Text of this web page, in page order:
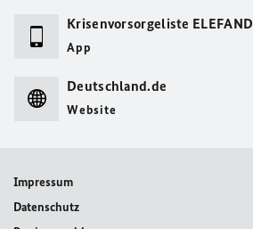
Krisenvorsorgeliste ELEFAND
App
Deutschland.de
Website
Impressum
Datenschutz